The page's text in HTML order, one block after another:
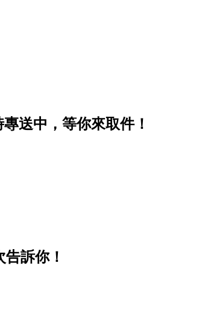
送中，等你來取件！
訴你！